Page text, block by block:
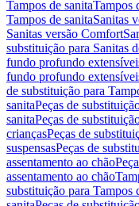
Tampos de sanitaTampos
Tampos de sanitaSanitas
Sanitas versão Comfort
substituição para Sanitas
fundo profundo
fundo profundo
de substituição para
sanitaPeças de
sanitaPeças de
criançasPeças de
suspensasPeças de
assentamento ao chão
assentamento ao chão
substituição para Tampos